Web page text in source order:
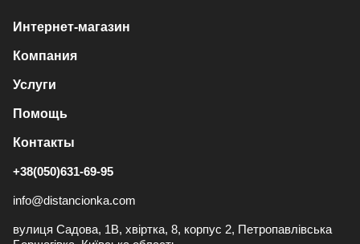
Интернет-магазин
Компания
Услуги
Помощь
Контакты
+38(050)631-69-95
info@distancionka.com
вулиця Садова, 1В, хвіртка, 8, корпус 2, Петропавлівська